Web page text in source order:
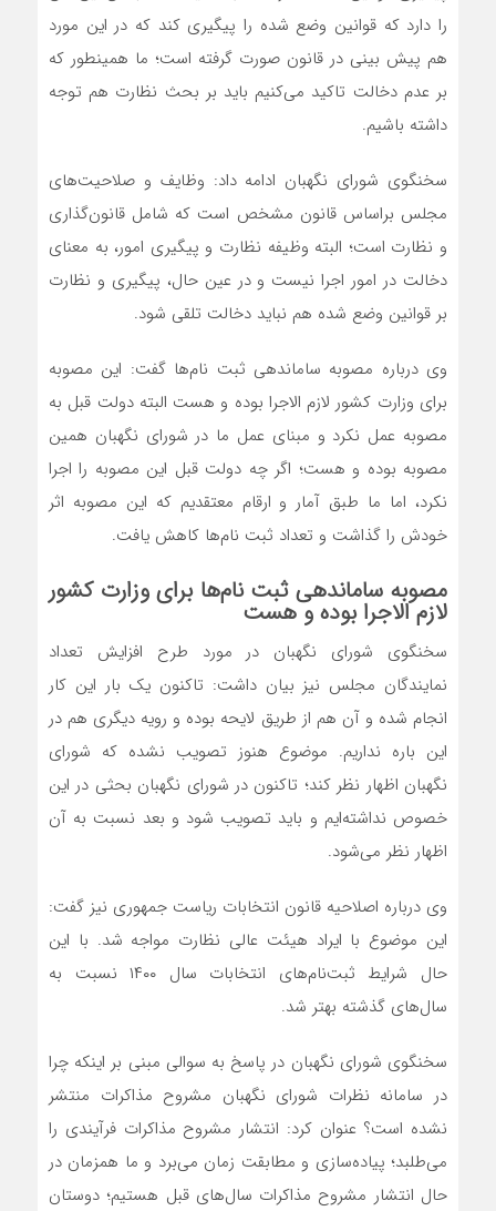
را دارد که قوانین وضع شده را پیگیری کند که در این مورد
هم پیش بینی در قانون صورت گرفته است؛ ما همینطور که
بر عدم دخالت تاکید می‌کنیم باید بر بحث نظارت هم توجه
داشته باشیم.
سخنگوی شورای نگهبان ادامه داد: وظایف و صلاحیت‌های
مجلس براساس قانون مشخص است که شامل قانون‌گذاری
و نظارت است؛ البته وظیفه نظارت و پیگیری امور، به معنای
دخالت در امور اجرا نیست و در عین حال، پیگیری و نظارت
بر قوانین وضع شده هم نباید دخالت تلقی شود.
وی درباره مصوبه ساماندهی ثبت نام‌ها گفت: این مصوبه
برای وزارت کشور لازم الاجرا بوده و هست البته دولت قبل به
مصوبه عمل نکرد و مبنای عمل ما در شورای نگهبان همین
مصوبه بوده و هست؛ اگر چه دولت قبل این مصوبه را اجرا
نکرد، اما ما طبق آمار و ارقام معتقدیم که این مصوبه اثر
خودش را گذاشت و تعداد ثبت نام‌ها کاهش یافت.
مصوبه ساماندهی ثبت نام‌ها برای وزارت کشور
لازم الاجرا بوده و هست
سخنگوی شورای نگهبان در مورد طرح افزایش تعداد
نمایندگان مجلس نیز بیان داشت: تاکنون یک بار این کار
انجام شده و آن هم از طریق لایحه بوده و رویه دیگری هم در
این باره نداریم. موضوع هنوز تصویب نشده که شورای
نگهبان اظهار نظر کند؛ تاکنون در شورای نگهبان بحثی در این
خصوص نداشته‌ایم و باید تصویب شود و بعد نسبت به آن
اظهار نظر می‌شود.
وی درباره اصلاحیه قانون انتخابات ریاست جمهوری نیز گفت:
این موضوع با ایراد هیئت عالی نظارت مواجه شد. با این
حال شرایط ثبت‌نام‌های انتخابات سال ۱۴۰۰ نسبت به
سال‌های گذشته بهتر شد.
سخنگوی شورای نگهبان در پاسخ به سوالی مبنی بر اینکه چرا
در سامانه نظرات شورای نگهبان مشروح مذاکرات منتشر
نشده است؟ عنوان کرد: انتشار مشروح مذاکرات فرآیندی را
می‌طلبد؛ پیاده‌سازی و مطابقت زمان می‌برد و ما همزمان در
حال انتشار مشروح مذاکرات سال‌های قبل هستیم؛ دوستان